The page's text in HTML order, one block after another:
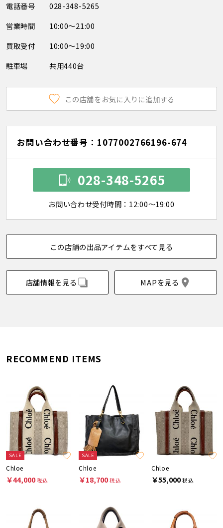
電話番号
028-348-5265
営業時間
10:00～21:00
買取受付
10:00～19:00
駐車場
共用440台
この店舗をお気に入りに追加する
お問い合わせ番号：1077002766196-674
028-348-5265
お問い合わせ受付時間：12:00～19:00
この店舗の出品アイテムをすべて見る
店舗情報を見る MAPを見る
RECOMMEND ITEMS
SALE
Chloe
￥44,000税込
SALE
Chloe
￥18,700税込
Chloe
￥55,000税込